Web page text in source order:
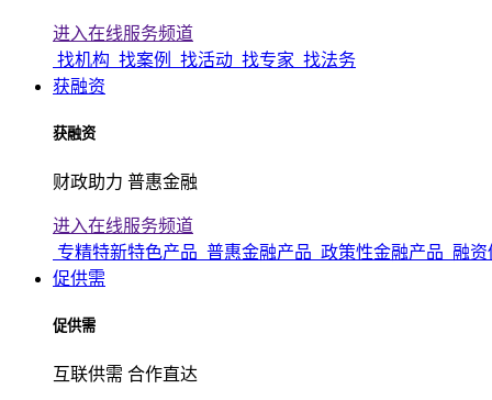
进入在线服务频道
找机构 找案例 找活动 找专家 找法务
获融资
获融资
财政助力 普惠金融
进入在线服务频道
专精特新特色产品 普惠金融产品 政策性金融产品 融资
促供需
促供需
互联供需 合作直达